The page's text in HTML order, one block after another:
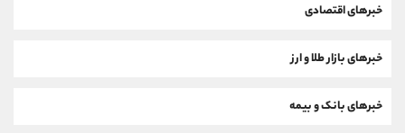
خبرهای اقتصادی
خبرهای بازار طلا و ارز
خبرهای بانک و بیمه